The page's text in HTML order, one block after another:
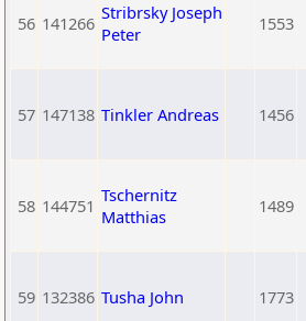
56 141266 Stribrsky Joseph
Peter
1553
57 147138 Tinkler Andreas 1456
58 144751 Tschernitz
Matthias
1489
59 132386 Tusha John 1773